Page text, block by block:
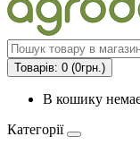
Товарів: 0 (0грн.)
В кошику немає
Категорії